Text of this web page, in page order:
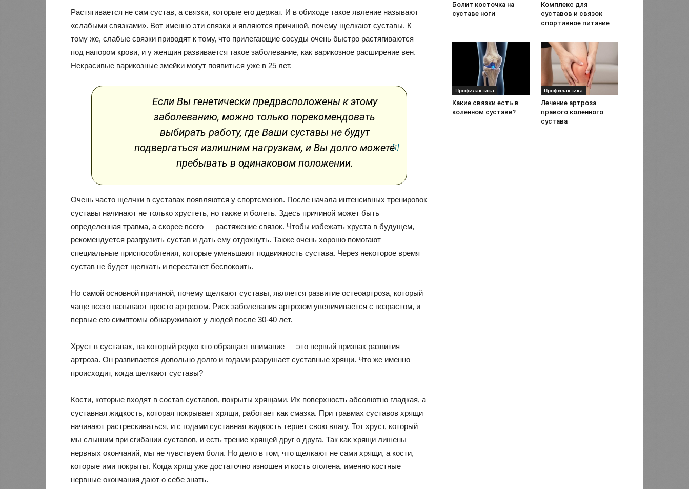
Растягивается не сам сустав, а связки, которые его держат. И в обиходе такое явление называют
«слабыми связками». Вот именно эти связки и являются причиной, почему щелкают суставы. К
тому же, слабые связки приводят к тому, что прилегающие сосуды очень быстро растягиваются
под напором крови, и у женщин развивается такое заболевание, как варикозное расширение вен.
Некрасивые варикозные змейки могут появиться уже в 25 лет.
Если Вы генетически предрасположены к этому
заболеванию, можно только порекомендовать
выбирать работу, где Ваши суставы не будут
подвергаться излишним нагрузкам, и Вы долго можете
пребывать в одинаковом положении.
[1]
Очень часто щелчки в суставах появляются у спортсменов. После начала интенсивных тренировок
суставы начинают не только хрустеть, но также и болеть. Здесь причиной может быть
определенная травма, а скорее всего — растяжение связок. Чтобы избежать хруста в будущем,
рекомендуется разгрузить сустав и дать ему отдохнуть. Также очень хорошо помогают
специальные приспособления, которые уменьшают подвижность сустава. Через некоторое время
сустав не будет щелкать и перестанет беспокоить.
Но самой основной причиной, почему щелкают суставы, является развитие остеоартроза, который
чаще всего называют просто артрозом. Риск заболевания артрозом увеличивается с возрастом, и
первые его симптомы обнаруживают у людей после 30-40 лет.
Хруст в суставах, на который редко кто обращает внимание — это первый признак развития
артроза. Он развивается довольно долго и годами разрушает суставные хрящи. Что же именно
происходит, когда щелкают суставы?
Кости, которые входят в состав суставов, покрыты хрящами. Их поверхность абсолютно гладкая, а
суставная жидкость, которая покрывает хрящи, работает как смазка. При травмах суставов хрящи
начинают растрескиваться, и с годами суставная жидкость теряет свою влагу. Тот хруст, который
мы слышим при сгибании суставов, и есть трение хрящей друг о друга. Так как хрящи лишены
нервных окончаний, мы не чувствуем боли. Но дело в том, что щелкают не сами хрящи, а кости,
которые ими покрыты. Когда хрящ уже достаточно изношен и кость оголена, именно костные
нервные окончания дают о себе знать.
Болит косточка на
суставе ноги
Комплекс для
суставов и связок
спортивное питание
Профилактика
Какие связки есть в
коленном суставе?
Профилактика
Лечение артроза
правого коленного
сустава